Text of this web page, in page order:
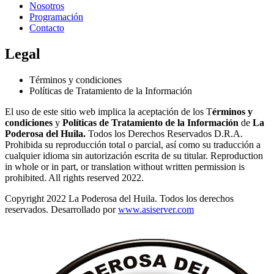
Nosotros
Programación
Contacto
Legal
Términos y condiciones
Políticas de Tratamiento de la Información
El uso de este sitio web implica la aceptación de los Términos y
condiciones y Políticas de Tratamiento de la Información de La
Poderosa del Huila. Todos los Derechos Reservados D.R.A.
Prohibida su reproducción total o parcial, así como su traducción a
cualquier idioma sin autorización escrita de su titular. Reproduction
in whole or in part, or translation without written permission is
prohibited. All rights reserved 2022.
Copyright 2022 La Poderosa del Huila. Todos los derechos
reservados. Desarrollado porwww.asiserver.com